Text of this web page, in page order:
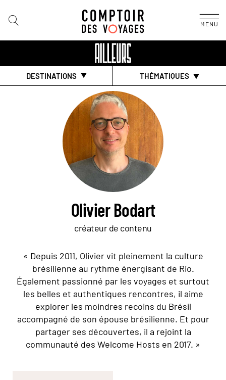
MENU
DESTINATIONS THÉMATIQUES
Olivier Bodart
créateur de contenu
« Depuis 2011, Olivier vit pleinement la culture
brésilienne au rythme énergisant de Rio.
Également passionné par les voyages et surtout
les belles et authentiques rencontres, il aime
explorer les moindres recoins du Brésil
accompagné de son épouse brésilienne. Et pour
partager ses découvertes, il a rejoint la
communauté des Welcome Hosts en 2017. »